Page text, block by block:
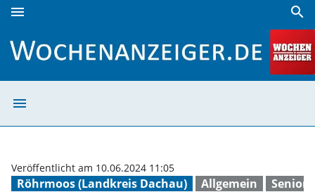
menu search
menu
Röhrmoos (Landkreis Dachau) Allgemein
Veröffentlicht am 10.06.2024 11:05